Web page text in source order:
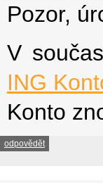
Pozor,
V
ING
Konto
odpovědět